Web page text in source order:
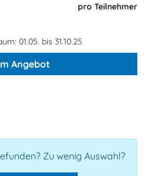
pro Teilnehmer
01.05. bis 31.10.25
Angebot
Zu wenig Auswahl?